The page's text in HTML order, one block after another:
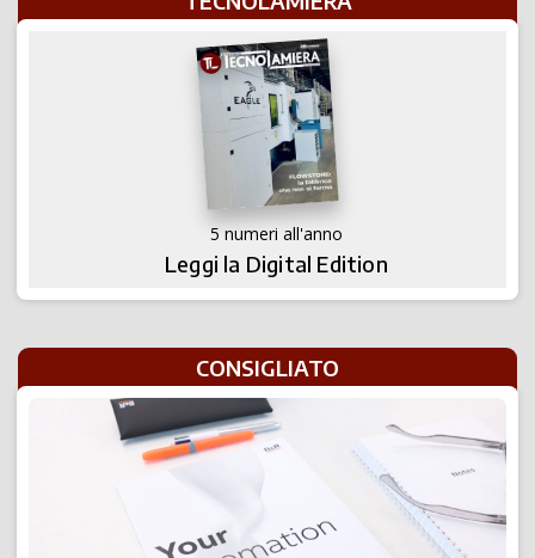
5 numeri all'anno
Leggi la Digital Edition
CONSIGLIATO